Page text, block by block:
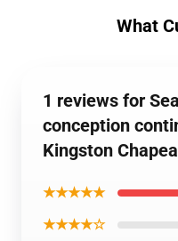
What
1 reviews for
conception
Kingston
★★★★★
★★★★☆